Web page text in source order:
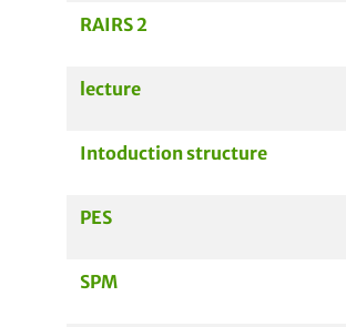
RAIRS 2
lecture
Intoduction structure
PES
SPM